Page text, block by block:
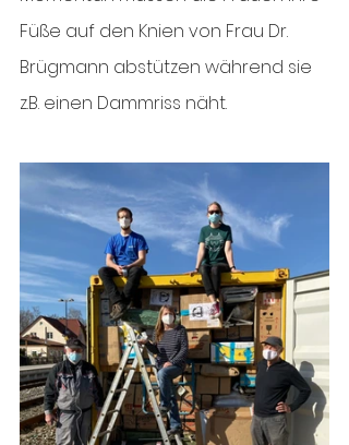
Füße auf den Knien von Frau Dr.
Brügmann abstützen während sie
z.B. einen Dammriss näht.